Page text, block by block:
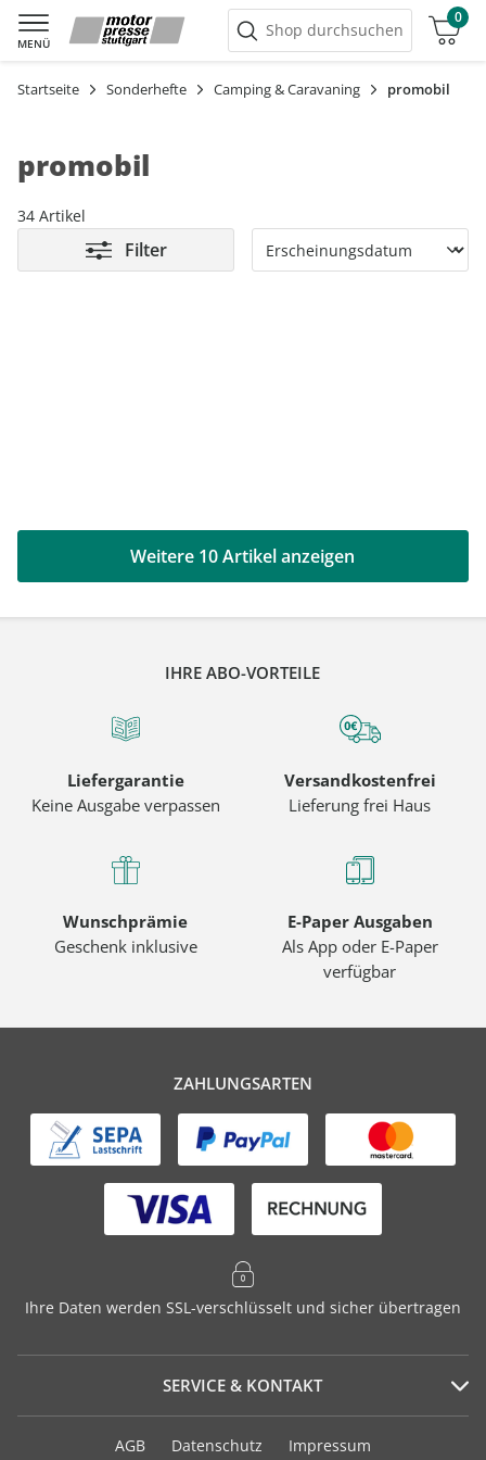
MENÜ
Shop durchsuchen
0
Warenkorb
Startseite Sonderhefte Camping & Caravaning promobil
promobil
34 Artikel
Filter
Weitere 10 Artikel anzeigen
IHRE ABO-VORTEILE
Liefergarantie
Keine Ausgabe verpassen
Versandkostenfrei
Lieferung frei Haus
Wunschprämie
Geschenk inklusive
E-Paper Ausgaben
Als App oder E-Paper
verfügbar
ZAHLUNGSARTEN
Ihre Daten werden SSL-verschlüsselt und sicher übertragen
SERVICE & KONTAKT
Serviceportal
AGB Datenschutz Impressum